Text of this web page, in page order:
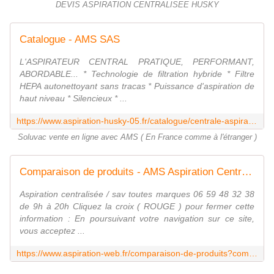
DEVIS ASPIRATION CENTRALISEE HUSKY
Catalogue - AMS SAS
L'ASPIRATEUR CENTRAL PRATIQUE, PERFORMANT,
ABORDABLE... * Technologie de filtration hybride * Filtre
HEPA autonettoyant sans tracas * Puissance d'aspiration de
haut niveau * Silencieux * ...
Soluvac vente en ligne avec AMS ( En France comme à l'étranger )
Comparaison de produits - AMS Aspiration Centralisée
Aspiration centralisée / sav toutes marques 06 59 48 32 38
de 9h à 20h Cliquez la croix ( ROUGE ) pour fermer cette
information : En poursuivant votre navigation sur ce site,
vous acceptez ...